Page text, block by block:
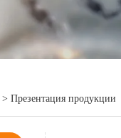
> Презентация продукции